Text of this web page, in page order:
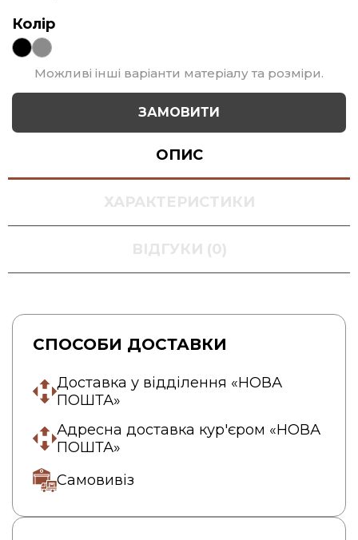
Колір
Можливі інші варіанти матеріалу та розміри.
ЗАМОВИТИ
ОПИС
ХАРАКТЕРИСТИКИ
ВІДГУКИ (0)
СПОСОБИ ДОСТАВКИ
Доставка у відділення «НОВА
ПОШТА»
Адресна доставка кур'єром «НОВА
ПОШТА»
Самовивіз